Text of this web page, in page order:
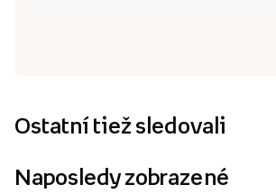
Ostatní tiež sledovali
Naposledy zobrazené